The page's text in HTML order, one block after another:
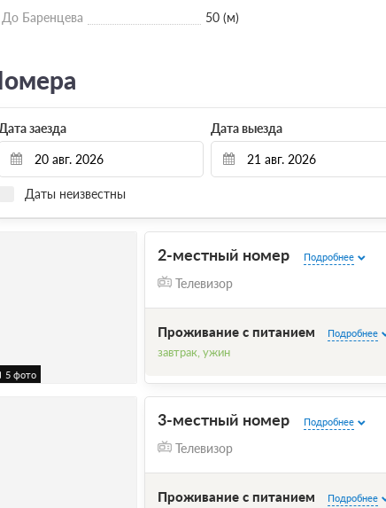
До Баренцева
50 (м)
заезда Дата выезда
Даты неизвестны
5 фото
2-местный номер Подробнее
Телевизор
Проживание с питанием Подробнее
завтрак, ужин
3-местный номер Подробнее
Телевизор
Проживание с питанием Подробнее